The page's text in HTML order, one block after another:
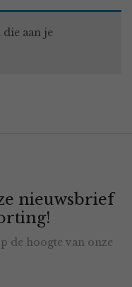
aan je
nieuwsbrief
de hoogte van onze